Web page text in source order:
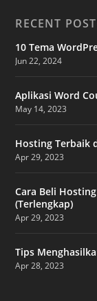
RECENT
10 Tema
Jun 22, 2024
Aplikasi Word
May 14, 2023
Hosting Terbaik
Apr 29, 2023
Cara Beli
(Terlengkap)
Apr 29, 2023
Tips
Apr 28, 2023